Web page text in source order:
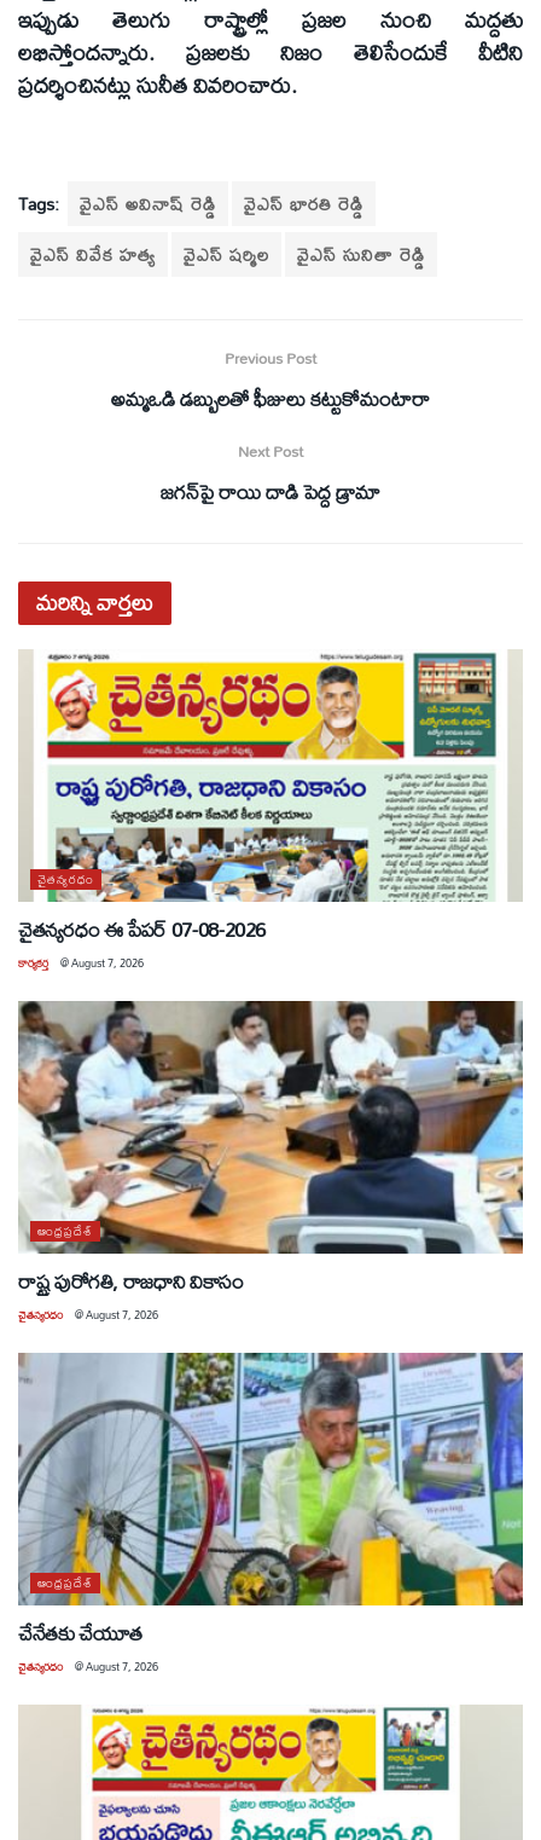
ఇప్పుడు తెలుగు రాష్ట్రాల్లో ప్రజల నుంచి మద్దతు
లభిస్తోందన్నారు. ప్రజలకు నిజం తెలిసేందుకే వీటిని
ప్రదర్శించినట్లు సునీత వివరించారు.
Tags: వైఎస్ అవినాష్ రెడ్డి
వైఎస్ భారతి రెడ్డి
వైఎస్ వివేక హత్య
వైఎస్‌ షర్మిల వైఎస్ సునితా రెడ్డి
Previous Post
అమ్మఒడి డబ్బులతో ఫీజులు కట్టుకోమంటారా
Next Post
జగన్‌పై రాయి దాడి పెద్ద డ్రామా
మరిన్నివార్తలు
చైతన్యరధం
చైతన్యరధం ఈ పేపర్ 07-08-2026
కార్యకర్త @August 7, 2026
ఆంధ్రప్రదేశ్
రాష్ట్ర పురోగతి, రాజధాని వికాసం
చైతన్యరధం @August 7, 2026
ఆంధ్రప్రదేశ్
చేనేతకు చేయూత
చైతన్యరధం @August 7, 2026